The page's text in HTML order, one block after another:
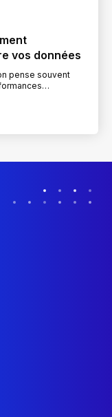
vos données
pense souvent